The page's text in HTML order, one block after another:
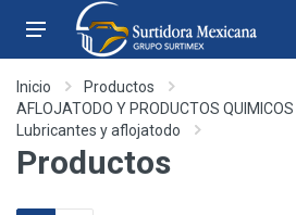
Inicio
Productos
AFLOJATODO Y PRODUCTOS
Lubricantes y aflojatodo
Productos